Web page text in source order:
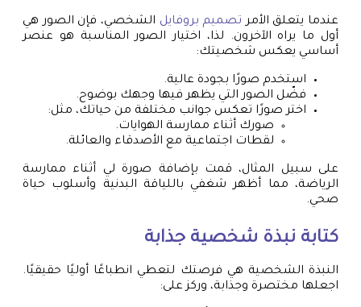
عندما يتعلق الأمر تصميم بروفايل الشخصي، فإن الصور هي
أول ما يراه الآخرون. لذا، اختيار الصور المناسبة هو عنصر
أساسي يعكس شخصيتك:
استخدم صورًا بجودة عالية.
فضّل الصور التي يظهر فيها وجهك بوضوح.
اختر صورًا تعكس جوانب مختلفة من حياتك، مثل:
صورك أثناء ممارسة الهوايات.
لقطات اجتماعية مع الأصدقاء والعائلة.
على سبيل المثال، قمت بإضافة صورة لي أثناء ممارسة
الرياضة، مما أظهر شغفي باللياقة البدنية وأسلوب حياة
صحي.
كتابة نبذة شخصية جذابة
النبذة الشخصية هي فرصتك لتعطي انطباعًا أوليًا حقيقيًا.
اجعلها مختصرة وجذابة، وركز على: